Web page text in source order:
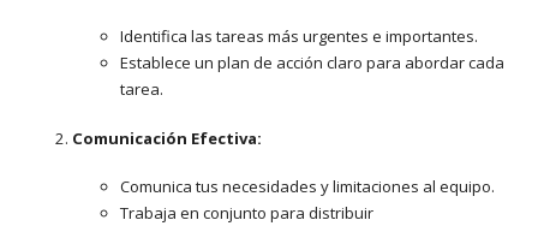
Identifica las tareas más urgentes e importantes.
Establece un plan de acción claro para abordar cada
tarea.
Comunicación Efectiva:
Comunica tus necesidades y limitaciones al equipo.
Trabaja en conjunto para distribuir